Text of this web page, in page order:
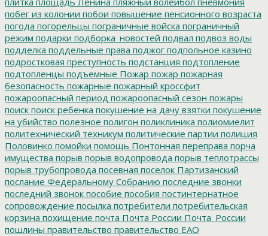
побег из колонии побои повышение пенсионного возраста
погода погорельцы пограничные войска пограничный
режим подарки подборка_новостей подвал подвоз воды
подделка поддельные права поджог подпольное казино
подростковая преступность подстанция подтопление
подтопленцы подъемные Пожар пожар пожарная
безопасность пожарные пожарный кроссфит
пожароопасный период пожароопасный сезон пожары
поиск поиск ребенка покушение на дачу взятки покушение
на убийство полезное полигон поликлиника полиомиелит
политехнический техникум политические партии полиция
Половинко помойки помощь Понтонная переправа порча
имущества порыв порыв водопровода порыв теплотрассы
порыв трубопровода посевная поселок Партизанский
послание Федеральному Собранию последние звонки
последний звонок пособие пособия постинтернатное
сопровождение посылка потребители потребительская
корзина похищение почта Почта России Почта_России
пошлины правительство правительство ЕАО